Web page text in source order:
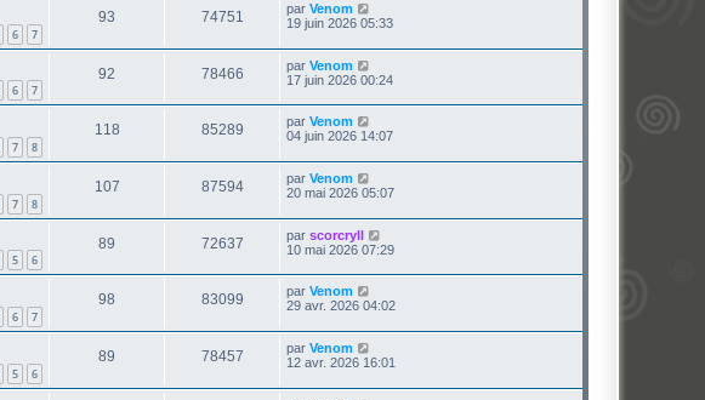
6 7
93 74751 par Venom
19 juin 2026 05:33
6 7
92 78466 par Venom
17 juin 2026 00:24
7 8
118 85289 par Venom
04 juin 2026 14:07
7 8
107 87594 par Venom
20 mai 2026 05:07
5 6
89 72637 par scorcryll
10 mai 2026 07:29
6 7
98 83099 par Venom
29 avr. 2026 04:02
5 6
89 78457 par Venom
12 avr. 2026 16:01